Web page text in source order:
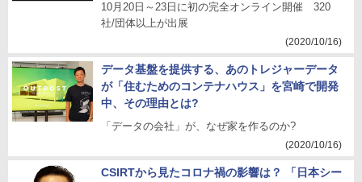
10月20日～23日に初の完全オンライン開催 320
社/団体以上が出展
(2020/10/16)
データ基盤を提供する、あのトレジャーデータ
が「住むためのコンテナハウス」を宮崎で開発
中、その理由とは?
「データの会社」が、なぜ家を作るのか?
(2020/10/16)
CSIRTから見たコロナ禍の影響は？ 「日本シー